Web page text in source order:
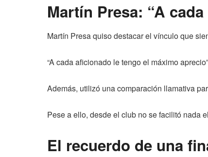
Martín Presa: “A
Martín Presa quiso destacar el vínculo que
“A cada aficionado le tengo el máximo
Además, utilizó una comparación llamativa
Pese a ello, desde el club no se facilitó nada
El recuerdo de una